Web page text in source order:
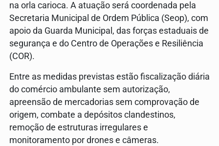
na orla carioca. A atuação será coordenada pela
Secretaria Municipal de Ordem Pública (Seop), com
apoio da Guarda Municipal, das forças estaduais de
segurança e do Centro de Operações e Resiliência
(COR).
Entre as medidas previstas estão fiscalização diária
do comércio ambulante sem autorização,
apreensão de mercadorias sem comprovação de
origem, combate a depósitos clandestinos,
remoção de estruturas irregulares e
monitoramento por drones e câmeras.